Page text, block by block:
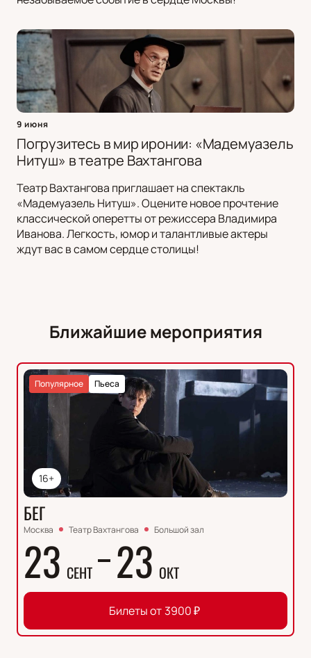
9 июня
Погрузитесь в мир иронии: «Мадемуазель
Нитуш» в театре Вахтангова
Театр Вахтангова приглашает на спектакль
«Мадемуазель Нитуш». Оцените новое прочтение
классической оперетты от режиссера Владимира
Иванова. Легкость, юмор и талантливые актеры
ждут вас в самом сердце столицы!
Ближайшие мероприятия
16+
Пьеса
Популярное
БЕГ
Москва Театр Вахтангова Большой зал
23 СЕНТ 23 ОКТ
Билеты от 3900₽